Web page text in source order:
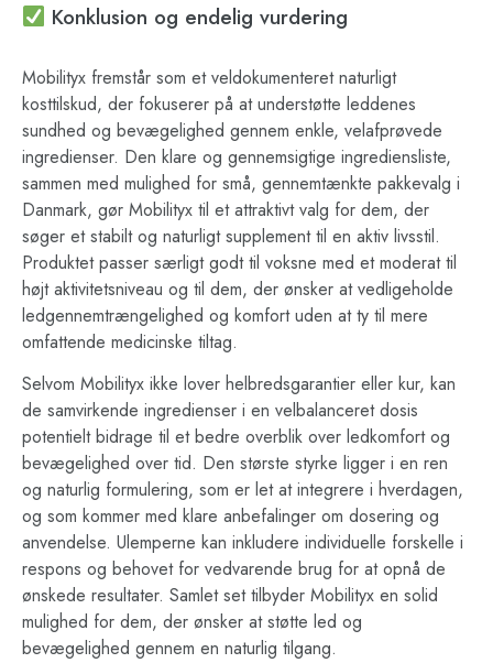
Konklusion og endelig vurdering
Mobilityx fremstår som et veldokumenteret naturligt
kosttilskud, der fokuserer på at understøtte leddenes
sundhed og bevægelighed gennem enkle, velafprøvede
ingredienser. Den klare og gennemsigtige ingrediensliste,
sammen med mulighed for små, gennemtænkte pakkevalg i
Danmark, gør Mobilityx til et attraktivt valg for dem, der
søger et stabilt og naturligt supplement til en aktiv livsstil.
Produktet passer særligt godt til voksne med et moderat til
højt aktivitetsniveau og til dem, der ønsker at vedligeholde
ledgennemtrængelighed og komfort uden at ty til mere
omfattende medicinske tiltag.
Selvom Mobilityx ikke lover helbredsgarantier eller kur, kan
de samvirkende ingredienser i en velbalanceret dosis
potentielt bidrage til et bedre overblik over ledkomfort og
bevægelighed over tid. Den største styrke ligger i en ren
og naturlig formulering, som er let at integrere i hverdagen,
og som kommer med klare anbefalinger om dosering og
anvendelse. Ulemperne kan inkludere individuelle forskelle i
respons og behovet for vedvarende brug for at opnå de
ønskede resultater. Samlet set tilbyder Mobilityx en solid
mulighed for dem, der ønsker at støtte led og
bevægelighed gennem en naturlig tilgang.